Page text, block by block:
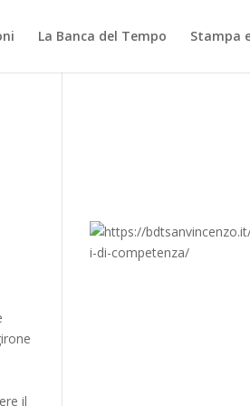
La Banca del Tempo Stampa
il